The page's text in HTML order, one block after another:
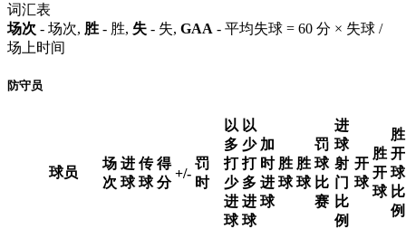
词汇表
场次 - 场次, 胜 - 胜, 失 - 失, GAA - 平均失球 = 60 分 × 失球 /
场上时间
防守员
球员
场
次
进
球
传
球
得
分
+/-
罚
时
以
多
打
少
进
球
以
少
打
多
进
球
加
时
进
球
胜
球
胜
球
罚
球
比
赛
进
球
射
门
比
例
开
球
胜
开
球
胜
开
球
比
例